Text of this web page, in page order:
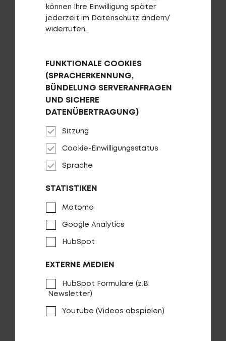
Backfire Comp 50
können Ihre Einwilligung später
jederzeit im Datenschutz ändern/
widerrufen.
FUNKTIONALE COOKIES
(SPRACHERKENNUNG,
BÜNDELUNG SERVERANFRAGEN
UND SICHERE
DATENÜBERTRAGUNG)
Sitzung
Cookie-Einwilligungsstatus
Sprache
STATISTIKEN
Matomo
Google Analytics
HubSpot
EXTERNE MEDIEN
HubSpot Formulare (z.B.
Newsletter)
Youtube (Videos abspielen)